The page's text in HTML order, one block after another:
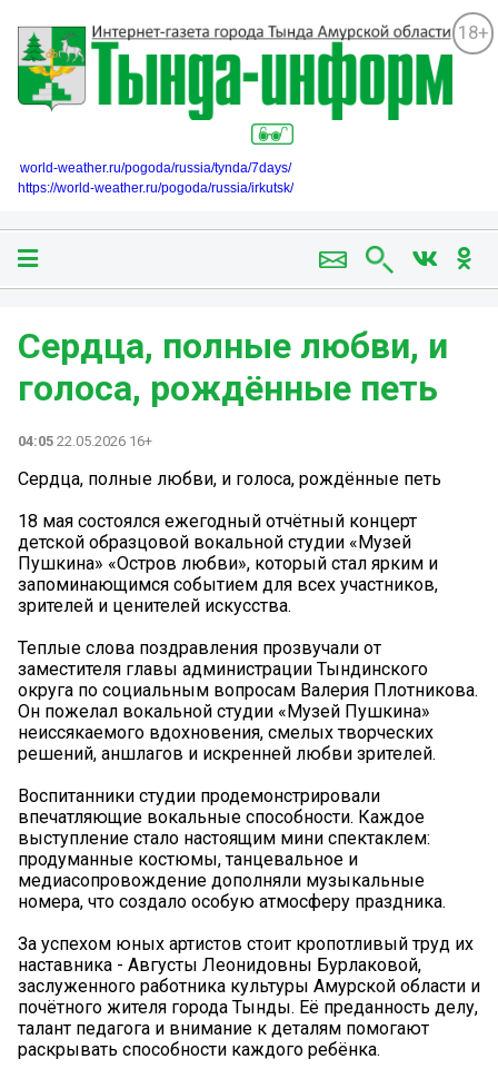
18+
world-weather.ru/pogoda/russia/tynda/7days/
https://world-weather.ru/pogoda/russia/irkutsk/
Сердца, полные любви, и
голоса, рождённые петь
04:05 22.05.2026 16+
Сердца, полные любви, и голоса, рождённые петь
18 мая состоялся ежегодный отчётный концерт
детской образцовой вокальной студии «Музей
Пушкина» «Остров любви», который стал ярким и
запоминающимся событием для всех участников,
зрителей и ценителей искусства.
Теплые слова поздравления прозвучали от
заместителя главы администрации Тындинского
округа по социальным вопросам Валерия Плотникова.
Он пожелал вокальной студии «Музей Пушкина»
неиссякаемого вдохновения, смелых творческих
решений, аншлагов и искренней любви зрителей.
Воспитанники студии продемонстрировали
впечатляющие вокальные способности. Каждое
выступление стало настоящим мини спектаклем:
продуманные костюмы, танцевальное и
медиасопровождение дополняли музыкальные
номера, что создало особую атмосферу праздника.
За успехом юных артистов стоит кропотливый труд их
наставника - Августы Леонидовны Бурлаковой,
заслуженного работника культуры Амурской области и
почётного жителя города Тынды. Её преданность делу,
талант педагога и внимание к деталям помогают
раскрывать способности каждого ребёнка.